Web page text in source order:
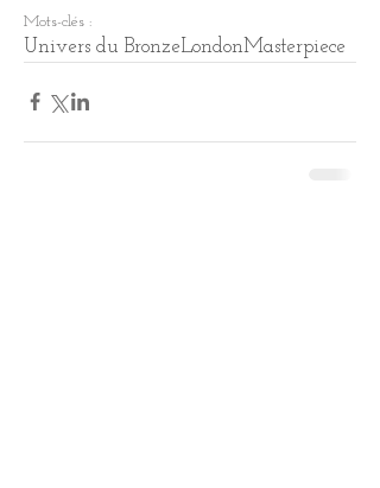
Mots-clés :
Univers du BronzeLondonMasterpiece